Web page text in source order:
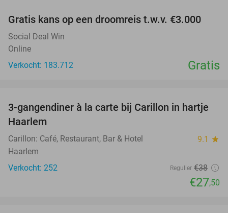
Gratis kans op een droomreis t.w.v. €3.000
Social Deal Win
Online
Verkocht: 183.712
Gratis
28%
3-gangendiner à la carte bij Carillon in hartje
Haarlem
Carillon: Café, Restaurant, Bar & Hotel 9.1 star
Haarlem
Verkocht: 252
Regulier €38
€27,50